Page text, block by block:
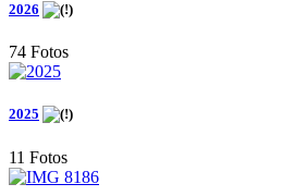
2026
74 Fotos
2025
11 Fotos